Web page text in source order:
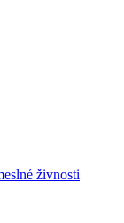
živnosti